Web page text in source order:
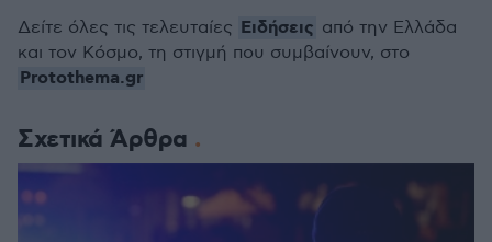
Σχετικά Άρθρα
Δείτε όλες τις τελευταίες Ειδήσεις από την Ελλάδα
και τον Κόσμο, τη στιγμή που συμβαίνουν, στο
Protothema.gr